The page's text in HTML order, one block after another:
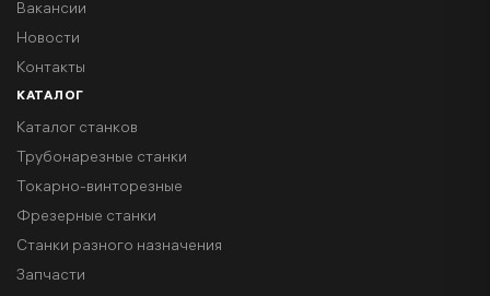
Вакансии
Новости
Контакты
КАТАЛОГ
Каталог станков
Трубонарезные станки
Токарно-винторезные
Фрезерные станки
Станки разного назначения
Запчасти